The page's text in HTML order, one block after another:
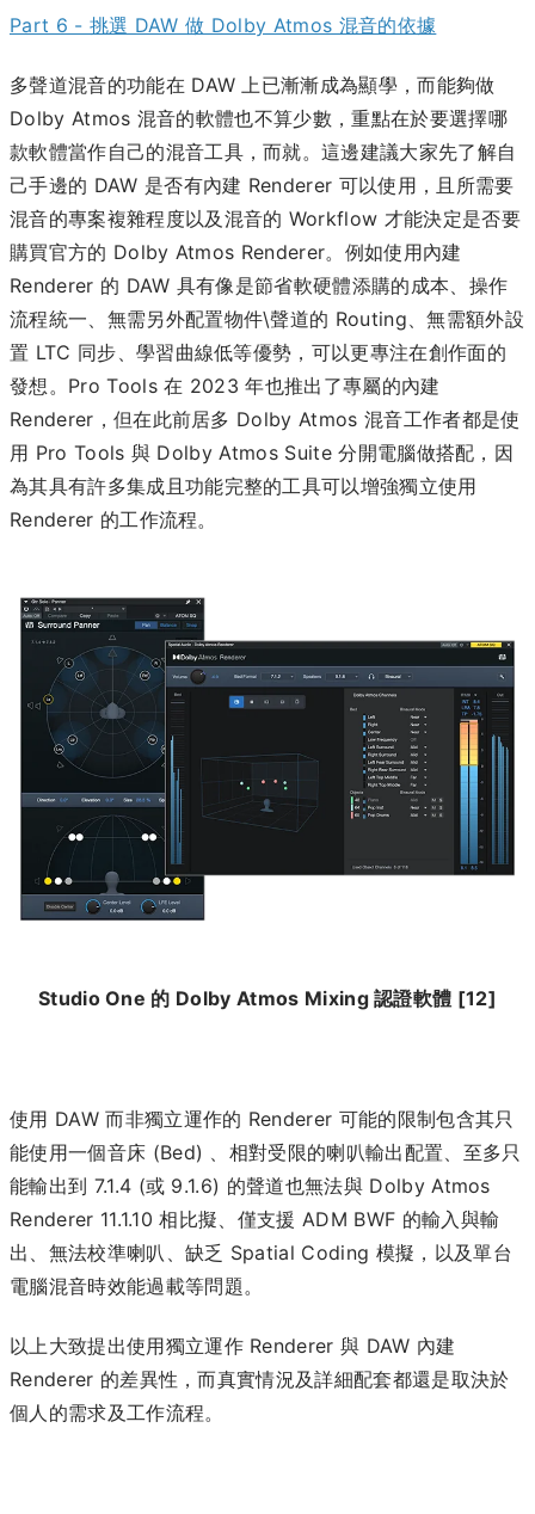
Part 6 - 挑選 DAW 做 Dolby Atmos 混音的依據
多聲道混音的功能在 DAW 上已漸漸成為顯學，而能夠做
Dolby Atmos 混音的軟體也不算少數，重點在於要選擇哪
款軟體當作自己的混音工具，而就。這邊建議大家先了解自
己手邊的 DAW 是否有內建 Renderer 可以使用，且所需要
混音的專案複雜程度以及混音的 Workflow 才能決定是否要
購買官方的 Dolby Atmos Renderer。例如使用內建
Renderer 的 DAW 具有像是節省軟硬體添購的成本、操作
流程統一、無需另外配置物件\聲道的 Routing、無需額外設
置 LTC 同步、學習曲線低等優勢，可以更專注在創作面的
發想。Pro Tools 在 2023 年也推出了專屬的內建
Renderer，但在此前居多 Dolby Atmos 混音工作者都是使
用 Pro Tools 與 Dolby Atmos Suite 分開電腦做搭配，因
為其具有許多集成且功能完整的工具可以增強獨立使用
Renderer 的工作流程。
Studio One 的 Dolby Atmos Mixing 認證軟體 [12]
使用 DAW 而非獨立運作的 Renderer 可能的限制包含其只
能使用一個音床 (Bed) 、相對受限的喇叭輸出配置、至多只
能輸出到 7.1.4 (或 9.1.6) 的聲道也無法與 Dolby Atmos
Renderer 11.1.10 相比擬、僅支援 ADM BWF 的輸入與輸
出、無法校準喇叭、缺乏 Spatial Coding 模擬，以及單台
電腦混音時效能過載等問題。
以上大致提出使用獨立運作 Renderer 與 DAW 內建
Renderer 的差異性，而真實情況及詳細配套都還是取決於
個人的需求及工作流程。